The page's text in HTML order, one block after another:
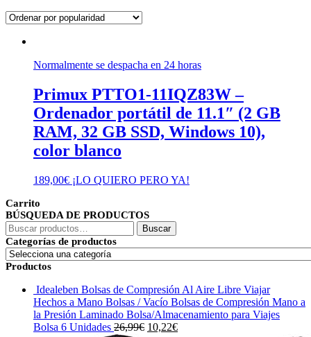
Normalmente se despacha en 24 horas
Primux PTTO1-11IQZ83W –
Ordenador portátil de 11.1″ (2 GB
RAM, 32 GB SSD, Windows 10),
color blanco
189,00€ ¡LO QUIERO PERO YA!
Carrito
BÚSQUEDA DE PRODUCTOS
Buscar
por:
Buscar
Categorías de productos
Productos
Idealeben Bolsas de Compresión Al Aire Libre Viajar
Hechos a Mano Bolsas / Vacío Bolsas de Compresión Mano a
la Presión Laminado Bolsa/Almacenamiento para Viajes
Bolsa 6 Unidades 26,99€ El
10,22€El